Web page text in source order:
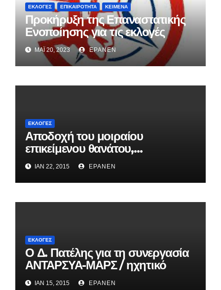
ΕΚΛΟΓΈΣ ΕΠΙΚΑΙΡΌΤΗΤΑ ΚΕΊΜΕΝΑ
Προκήρυξη της Επαναστατικής
Ενοποίησης για τις εκλογές
ΜΆΙ 20, 2023 EPANEN
ΕΚΛΟΓΈΣ
Αποδοχή του μοιραίου
επικείμενου θανάτου,
“διαπραγμάτευση” ή μέτωπο
αγώνα;
ΙΑΝ 22, 2015 EPANEN
ΕΚΛΟΓΈΣ
Ο Δ. Πατέλης για τη συνεργασία
ΑΝΤΑΡΣΥΑ-ΜΑΡΣ / ηχητικό
ΙΑΝ 15, 2015 EPANEN